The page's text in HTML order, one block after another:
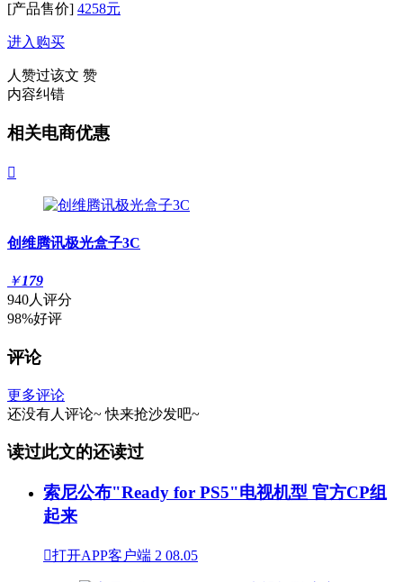
[产品售价] 4258元
进入购买
人赞过该文 赞
内容纠错
相关电商优惠

创维腾讯极光盒子3C
￥179
940人评分
98%好评
评论
更多评论
还没有人评论~ 快来抢沙发吧~
读过此文的还读过
索尼公布"Ready for PS5"电视机型 官方CP组
起来
打开APP客户端 2 08.05